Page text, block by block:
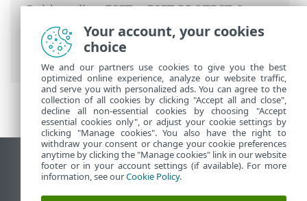
Guida online ESET>ESET PROTECT On-
Prem>
Utilizzo di ESET PROTECT On-
Prem>ESET PROTECT On-Prem Menu
principale
Altro > File inviati
Visualizza sito desktop
End of Life
Your account, your cookies
choice
We and our partners use cookies to give you the best
optimized online experience, analyze our website traffic,
and serve you with personalized ads. You can agree to the
collection of all cookies by clicking "Accept all and close",
decline all non-essential cookies by choosing "Accept
essential cookies only", or adjust your cookie settings by
clicking "Manage cookies". You also have the right to
withdraw your consent or change your cookie preferences
anytime by clicking the "Manage cookies" link in our website
footer or in your account settings (if available). For more
information, see ourCookie Policy.